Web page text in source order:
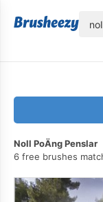
Noll PoÄng Penslar
6 free brushes